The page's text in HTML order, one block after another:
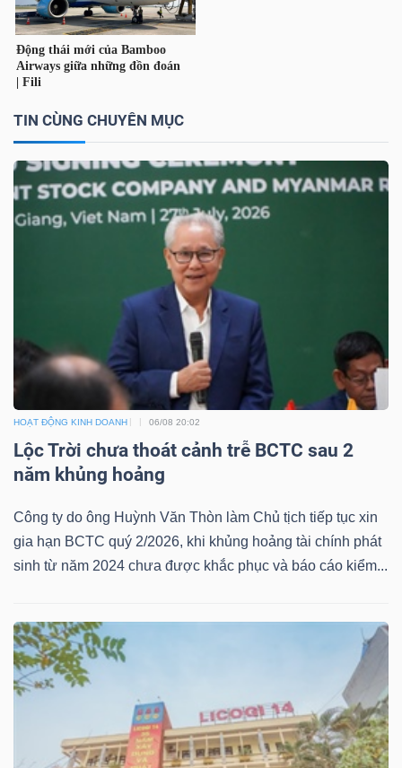
TIN CÙNG CHUYÊN MỤC
HOẠT ĐỘNG KINH DOANH 06/08 20:02
Lộc Trời chưa thoát cảnh trễ BCTC sau 2
năm khủng hoảng
Công ty do ông Huỳnh Văn Thòn làm Chủ tịch tiếp tục xin
gia hạn BCTC quý 2/2026, khi khủng hoảng tài chính phát
sinh từ năm 2024 chưa được khắc phục và báo cáo kiểm...
ĐÔNG
DƯƠNG
TÀI
CHÍNH
CÁ
TÍCH
VIETSTOCKFINANCE
MÔ
DOANH